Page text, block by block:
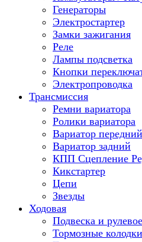
Генераторы
Электростартер
Замки зажигания
Реле
Лампы подсветка
Кнопки
Электропроводка
Трансмиссия
Ремни вариатора
Ролики вариатора
Вариатор передний
Вариатор задний
КПП Сцепление
Кикстартер
Цепи
Звезды
Ходовая
Подвеска и рулевое
Тормозные колодки